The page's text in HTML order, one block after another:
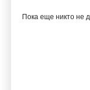
Пока еще никто не